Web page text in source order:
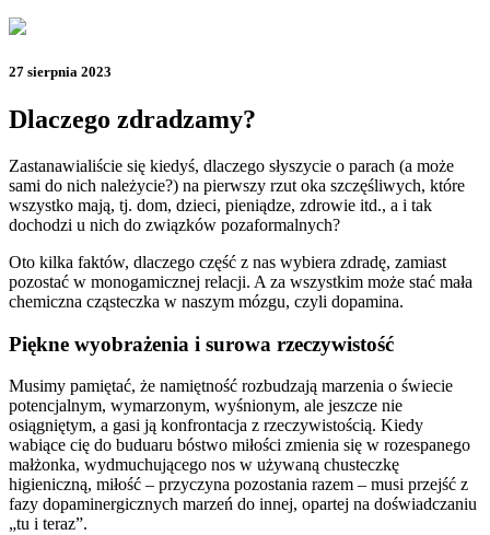
27 sierpnia 2023
Dlaczego zdradzamy?
Zastanawialiście się kiedyś, dlaczego słyszycie o parach (a może
sami do nich należycie?) na pierwszy rzut oka szczęśliwych, które
wszystko mają, tj. dom, dzieci, pieniądze, zdrowie itd., a i tak
dochodzi u nich do związków pozaformalnych?
Oto kilka faktów, dlaczego część z nas wybiera zdradę, zamiast
pozostać w monogamicznej relacji. A za wszystkim może stać mała
chemiczna cząsteczka w naszym mózgu, czyli dopamina.
Piękne wyobrażenia i surowa rzeczywistość
Musimy pamiętać, że namiętność rozbudzają marzenia o świecie
potencjalnym, wymarzonym, wyśnionym, ale jeszcze nie
osiągniętym, a gasi ją konfrontacja z rzeczywistością. Kiedy
wabiące cię do buduaru bóstwo miłości zmienia się w rozespanego
małżonka, wydmuchującego nos w używaną chusteczkę
higieniczną, miłość – przyczyna pozostania razem – musi przejść z
fazy dopaminergicznych marzeń do innej, opartej na doświadczaniu
„tu i teraz”.